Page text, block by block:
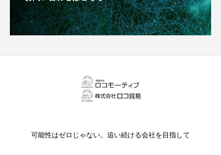
可能性はゼロじゃない。追い続ける会社を目指して